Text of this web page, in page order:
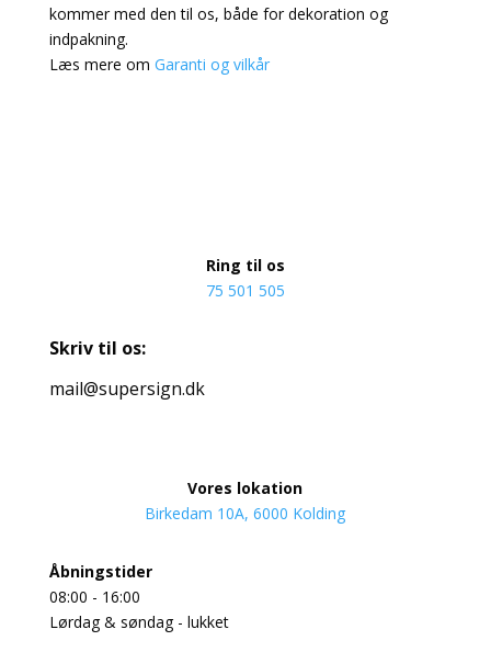
kommer med den til os, både for dekoration og
indpakning.
Læs mere om Garanti og vilkår
Ring til os
75 501 505
Skriv til os:
mail@supersign.dk
Vores lokation
Birkedam 10A, 6000 Kolding
Åbningstider
08:00 - 16:00
Lørdag & søndag - lukket